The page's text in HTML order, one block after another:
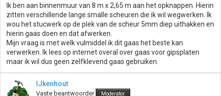
Ik ben aan binnenmuur van 8 m x 2,65 m aan het opknappen. Hierin
zitten verschillende lange smalle scheuren die ik wil wegwerken. Ik
wou het stucwerk op de plek van de scheur 5mm diep uithakken en
hierin gaas doen en dat afwerken.
Mijn vraag is met welk vulmiddel ik dit gaas het beste kan
verwerken. Ik lees op internet overal over gaas voor gipsplaten
maar ik wil dus geen zelfklevend gaas gebruiken.
IJkenhout
Vaste beantwoorder Moderator